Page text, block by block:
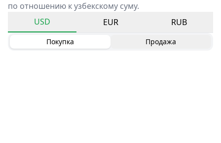
по отношению к узбекскому суму.
USD
EUR RUB
Покупка Продажа